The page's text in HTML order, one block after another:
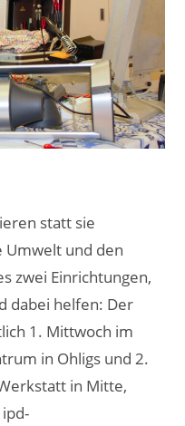
statt sie
Umwelt und den
zwei Einrichtungen,
dabei helfen: Der
1. Mittwoch im
in Ohligs und 2.
in Mitte,